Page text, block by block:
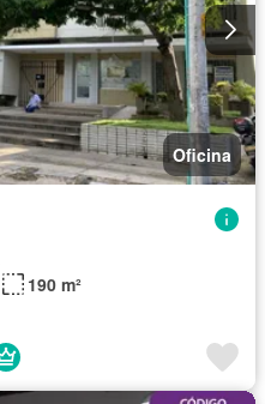
Oficina
190 m²